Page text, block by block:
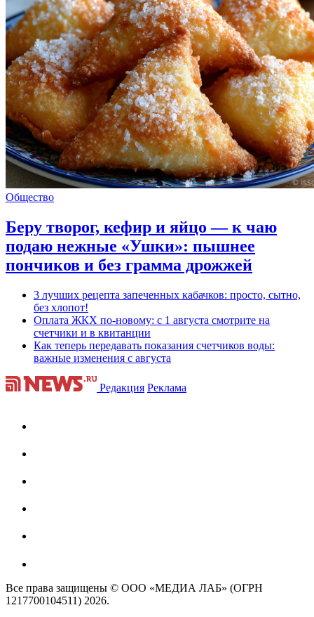
Общество
Беру творог, кефир и яйцо — к чаю
подаю нежные «Ушки»: пышнее
пончиков и без грамма дрожжей
3 лучших рецепта запеченных кабачков: просто, сытно,
без хлопот!
Оплата ЖКХ по-новому: с 1 августа смотрите на
счетчики и в квитанции
Как теперь передавать показания счетчиков воды:
важные изменения с августа
Редакция Реклама
Все права защищены © ООО «МЕДИА ЛАБ» (ОГРН
1217700104511) 2026.